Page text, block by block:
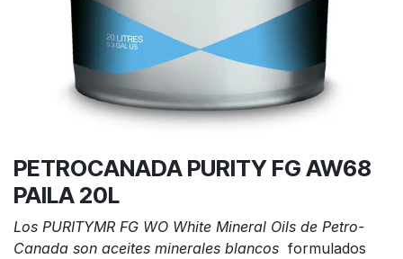
PETROCANADA PURITY FG AW68
PAILA 20L
Los PURITYMR FG WO White Mineral Oils de Petro-
Canada son aceites minerales blancos formulados